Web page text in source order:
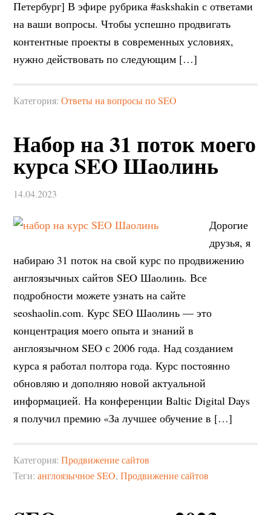
Петербург] В эфире рубрика #askshakin с ответами
на ваши вопросы. Чтобы успешно продвигать
контентные проекты в современных условиях,
нужно действовать по следующим […]
Категория:Ответы на вопросы по SEO
Набор на 31 поток моего
курса SEO Шаолинь
14.04.2023
Дорогие
друзья, я
набираю 31 поток на свой курс по продвижению
англоязычных сайтов SEO Шаолинь. Все
подробности можете узнать на сайте
seoshaolin.com. Курс SEO Шаолинь — это
концентрация моего опыта и знаний в
англоязычном SEO с 2006 года. Над созданием
курса я работал полтора года. Курс постоянно
обновляю и дополняю новой актуальной
информацией. На конференции Baltic Digital Days
я получил премию «За лучшее обучение в […]
Категория:Продвижение сайтов
Теги:англоязычное SEO,Продвижение сайтов